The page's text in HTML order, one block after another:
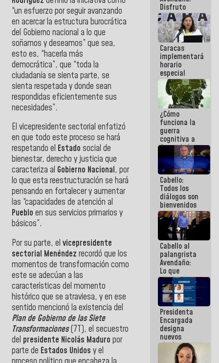
“un esfuerzo por seguir avanzando
en acercar la estructura burocrática
del Gobierno nacional a lo que
soñamos y deseamos” que sea,
esto es, “hacerla más
democrática”, que “toda la
ciudadanía se sienta parte, se
sienta respetada y donde sean
respondidas eficientemente sus
necesidades”.
El vicepresidente sectorial enfatizó
en que todo este proceso se hará
respetando el Estado social de
bienestar, derecho y justicia que
caracteriza al Gobierno Nacional, por
lo que esta reestructuración se hará
pensando en fortalecer y aumentar
las “capacidades de atención al
Pueblo en sus servicios primarios y
básicos”.
Por su parte, el vicepresidente
sectorial Menéndez recordó que los
momentos de transformación como
este se adecúan a las
características del momento
histórico que se atraviesa, y en ese
sentido mencionó la existencia del
Plan de Gobierno de las Siete
Transformaciones(7T), el secuestro
del presidente Nicolás Maduro por
parte de Estados Unidos y el
Maiquetía
Disfruto
cada vez
que escribes
porque lo
que haces
es
embarrarla
Caracas
implementará
horario
especial
para
adaptarse
al plan de
ahorro
energético
¿Cómo
funciona la
guerra
cognitiva a
favor de la
narrativa
hegemónica?
(1)
Cabello:
Todos los
diálogos son
bienvenidos
siempre que
estén en el
marco de la
Constitución
de la
República
Cabello al
palangrista
Avendaño:
Lo que
vayas a
escribir
hazlo hoy
por que no
sabemos si
la semana
que viene
hay
programa
Presidenta
Encargada
designa
nuevos
titulares en